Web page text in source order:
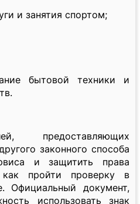
и занятия спортом;
бытовой техники и
предоставляющих
законного способа
и защитить права
как пройти проверку в
Официальный документ,
использовать знак